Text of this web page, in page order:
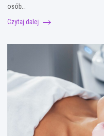
osób…
Czytaj dalej